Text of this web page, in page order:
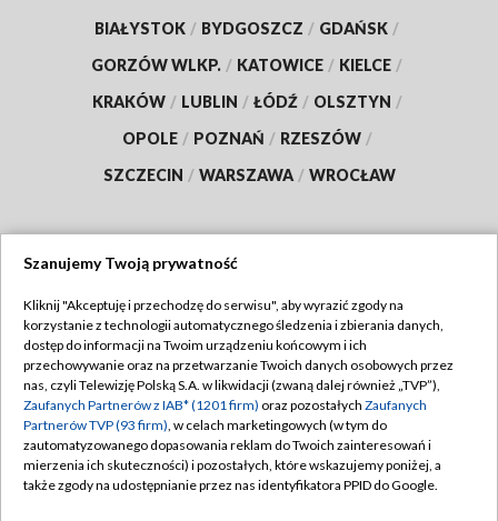
BIAŁYSTOK / BYDGOSZCZ / GDAŃSK /
GORZÓW WLKP. / KATOWICE / KIELCE /
KRAKÓW / LUBLIN / ŁÓDŹ / OLSZTYN /
OPOLE / POZNAŃ / RZESZÓW /
SZCZECIN / WARSZAWA / WROCŁAW
TVP
Abonament TVP
Emisja w TVP
Centrum informacji TVP
Naziemna Telewizja Cyfrowa
Regulamin TVP
Polityka prywatności
Moje zgody
Pomoc
Szanujemy Twoją prywatność
Kliknij "Akceptuję i przechodzę do serwisu", aby wyrazić zgody na
korzystanie z technologii automatycznego śledzenia i zbierania danych,
dostęp do informacji na Twoim urządzeniu końcowym i ich
przechowywanie oraz na przetwarzanie Twoich danych osobowych przez
nas, czyli Telewizję Polską S.A. w likwidacji (zwaną dalej również „TVP”),
Zaufanych Partnerów z IAB* (1201 firm) oraz pozostałych Zaufanych
Partnerów TVP (93 firm), w celach marketingowych (w tym do
zautomatyzowanego dopasowania reklam do Twoich zainteresowań i
mierzenia ich skuteczności) i pozostałych, które wskazujemy poniżej, a
także zgody na udostępnianie przez nas identyfikatora PPID do Google.